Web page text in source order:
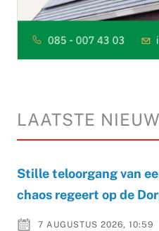
LAATSTE
Stille teloorgang van
chaos regeert op de
7 AUGUSTUS 2026, 10:59